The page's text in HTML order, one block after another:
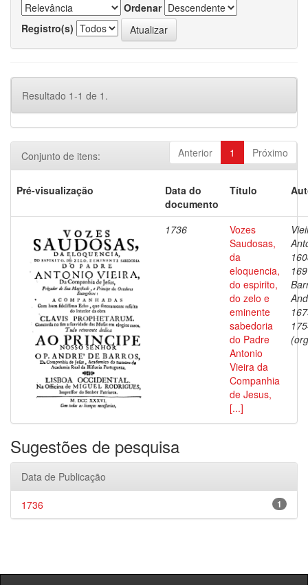
Ordenar
Registro(s)
Resultado 1-1 de 1.
Anterior 1 Próximo
Conjunto de itens:
Pré-visualização
Data do
documento
Título
1736
Vozes
Saudosas,
da
eloquencia,
do espirito,
do zelo e
eminente
sabedoria
do Padre
Antonio
Vieira da
Companhia
de Jesus,
[...]
Sugestões de pesquisa
Data de Publicação
1
1736